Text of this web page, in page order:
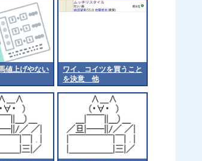
値上げやない
ワイ、コイツを買うこと
を決意 他